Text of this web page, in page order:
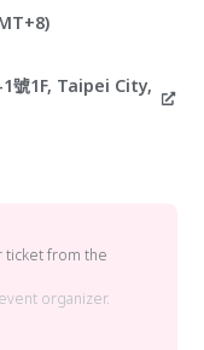
1號1F, Taipei City,
ticket from the
organizer.